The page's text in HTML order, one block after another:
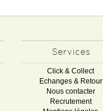
Services
Click & Collect
Echanges & Retour
Nous contacter
Recrutement